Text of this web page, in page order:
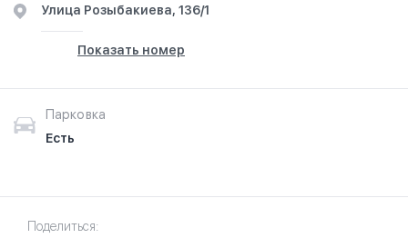
Улица Розыбакиева, 136/1
Показать номер
Парковка
Есть
Поделиться: